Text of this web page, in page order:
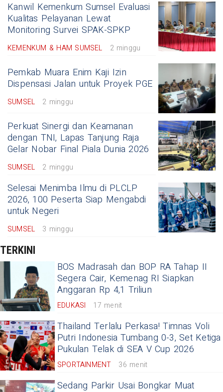
Kanwil Kemenkum Sumsel Evaluasi
Kualitas Pelayanan Lewat
Monitoring Survei SPAK-SPKP
KEMENKUM & HAM SUMSEL 2 minggu
Pemkab Muara Enim Kaji Izin
Dispensasi Jalan untuk Proyek PGE
SUMSEL 2 minggu
Perkuat Sinergi dan Keamanan
dengan TNI, Lapas Tanjung Raja
Gelar Nobar Final Piala Dunia 2026
SUMSEL 2 minggu
Selesai Menimba Ilmu di PLCLP
2026, 100 Peserta Siap Mengabdi
untuk Negeri
SUMSEL 3 minggu
TERKINI
BOS Madrasah dan BOP RA Tahap II
Segera Cair, Kemenag RI Siapkan
Anggaran Rp 4,1 Triliun
EDUKASI 17 menit
Thailand Terlalu Perkasa! Timnas Voli
Putri Indonesia Tumbang 0-3, Set Ketiga
Pukulan Telak di SEA V Cup 2026
SPORTAINMENT 36 menit
Sedang Parkir Usai Bongkar Muat